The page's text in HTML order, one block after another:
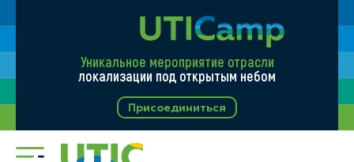
Уникальное мероприятие отрасли
локализации под открытым небом
Присоединиться